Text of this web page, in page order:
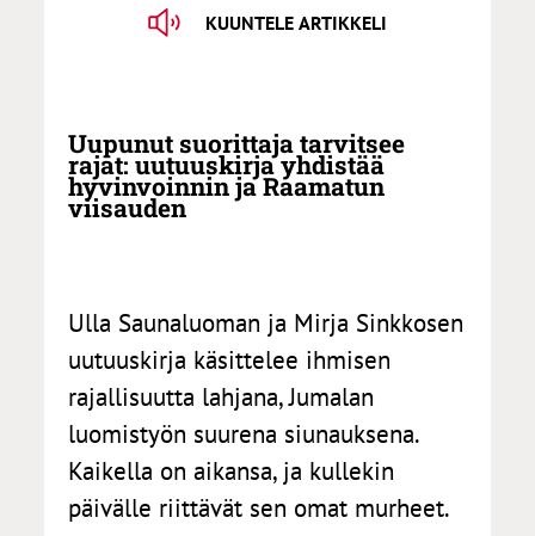
KUUNTELE ARTIKKELI
Uupunut suorittaja tarvitsee
rajat: uutuuskirja yhdistää
hyvinvoinnin ja Raamatun
viisauden
Ulla Saunaluoman ja Mirja Sinkkosen
uutuuskirja käsittelee ihmisen
rajallisuutta lahjana, Jumalan
luomistyön suurena siunauksena.
Kaikella on aikansa, ja kullekin
päivälle riittävät sen omat murheet.